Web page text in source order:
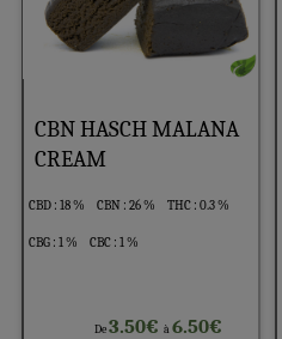
CBN HASCH MALANA
CREAM
CBD : 18 % CBN : 26 % THC : 0.3 %
CBG : 1 % CBC : 1 %
De3.50€à6.50€